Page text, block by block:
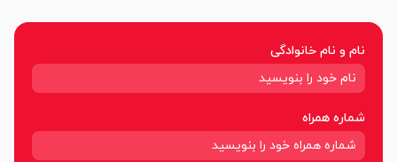
نام و نام خانوادگی
شماره همراه